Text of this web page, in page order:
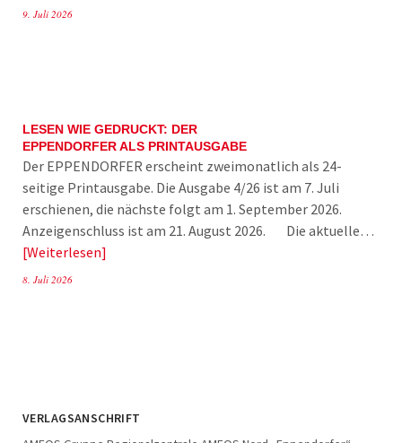
9. Juli 2026
LESEN WIE GEDRUCKT: DER
EPPENDORFER ALS PRINTAUSGABE
Der EPPENDORFER erscheint zweimonatlich als 24-
seitige Printausgabe. Die Ausgabe 4/26 ist am 7. Juli
erschienen, die nächste folgt am 1. September 2026.
Anzeigenschluss ist am 21. August 2026. Die aktuelle…
Weiterlesen
8. Juli 2026
VERLAGSANSCHRIFT